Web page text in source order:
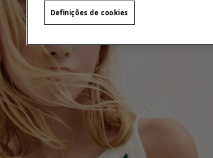
Definições de cookies